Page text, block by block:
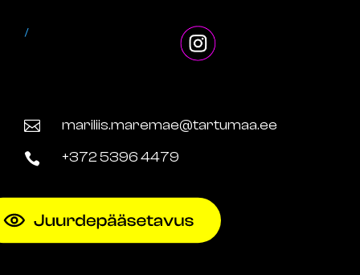
/
 mariliis.maremae@tartumaa.ee
 +372 5396 4479